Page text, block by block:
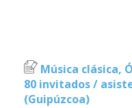
Música clásica,
80 invitados /
(Guipúzcoa)